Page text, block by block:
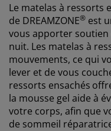
Le matelas à ressorts
de DREAMZONE® est
vous apporter
nuit. Les matelas à
mouvements, ce qui
lever et de vous
ressorts ensachés
la mousse gel aide à
votre corps, afin que
de sommeil